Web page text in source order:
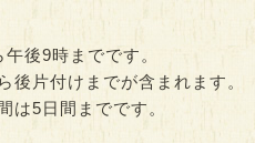
後9時までです。
片付けまでが含まれます。
5日間までです。